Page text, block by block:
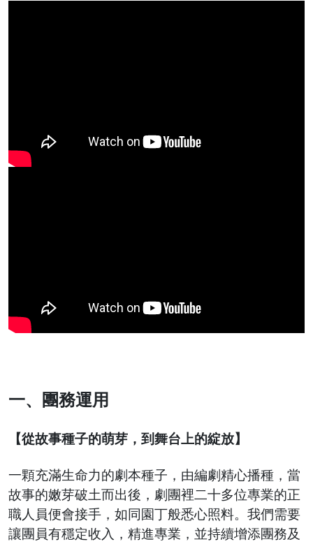
一、團務運用
【從故事種子的萌芽，到舞台上的綻放】
一顆充滿生命力的劇本種子，由編劇精心播種，當
故事的嫩芽破土而出後，劇團裡二十多位專業的正
職人員便會接手，如同園丁般悉心照料。我們需要
讓團員有穩定收入，精進專業，並持續增添團務及